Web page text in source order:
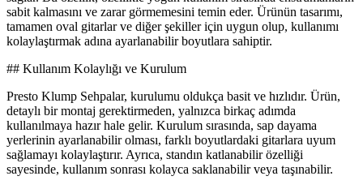
sabit kalmasını ve zarar görmemesini temin eder. Ürünün tasarımı,
tamamen oval gitarlar ve diğer şekiller için uygun olup, kullanımı
kolaylaştırmak adına ayarlanabilir boyutlara sahiptir.
## Kullanım Kolaylığı ve Kurulum
Presto Klump Sehpalar, kurulumu oldukça basit ve hızlıdır. Ürün,
detaylı bir montaj gerektirmeden, yalnızca birkaç adımda
kullanılmaya hazır hale gelir. Kurulum sırasında, sap dayama
yerlerinin ayarlanabilir olması, farklı boyutlardaki gitarlara uyum
sağlamayı kolaylaştırır. Ayrıca, standın katlanabilir özelliği
sayesinde, kullanım sonrası kolayca saklanabilir veya taşınabilir.